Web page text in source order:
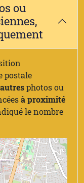
ou
postale
photos ou
à proximité
le nombre